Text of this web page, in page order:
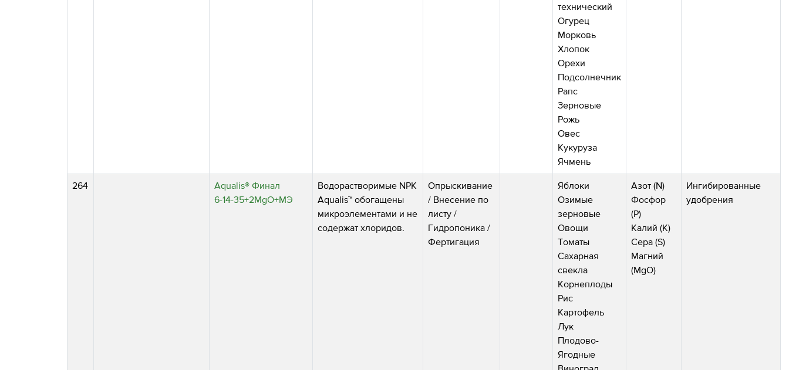
технический
Огурец
Морковь
Хлопок
Орехи
Подсолнечник
Рапс
Зерновые
Рожь
Овес
Кукуруза
Ячмень
264
Aqualis® Финал
6⁠⁠-14⁠⁠-35+2MgO+МЭ
Водорастворимые NPK
Aqualis™ обогащены
микроэлементами и не
содержат хлоридов.
Опрыскивание
/ Внесение по
листу /
Гидропоника /
Фертигация
Яблоки
Озимые
зерновые
Овощи
Томаты
Сахарная
свекла
Корнеплоды
Рис
Картофель
Лук
Плодово-
Ягодные
Азот (N)
Фосфор
(P)
Калий (K)
Сера (S)
Магний
(MgO)
Ингибированные
удобрения